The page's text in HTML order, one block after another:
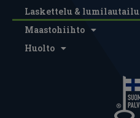
Laskettelu & lumilautailu
Maastohiihto
Huolto